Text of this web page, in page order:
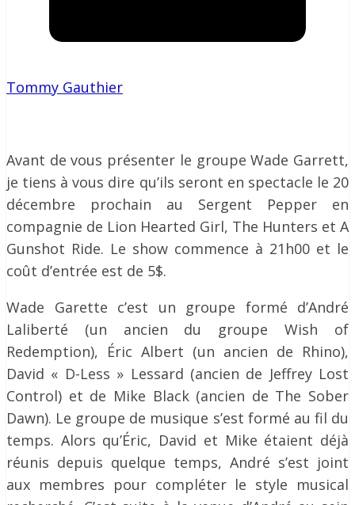
Tommy Gauthier
Avant de vous présenter le groupe Wade Garrett,
je tiens à vous dire qu’ils seront en spectacle le 20
décembre prochain au Sergent Pepper en
compagnie de Lion Hearted Girl, The Hunters et A
Gunshot Ride. Le show commence à 21h00 et le
coût d’entrée est de 5$.
Wade Garette c’est un groupe formé d’André
Laliberté (un ancien du groupe Wish of
Redemption), Éric Albert (un ancien de Rhino),
David « D-Less » Lessard (ancien de Jeffrey Lost
Control) et de Mike Black (ancien de The Sober
Dawn). Le groupe de musique s’est formé au fil du
temps. Alors qu’Éric, David et Mike étaient déjà
réunis depuis quelque temps, André s’est joint
aux membres pour compléter le style musical